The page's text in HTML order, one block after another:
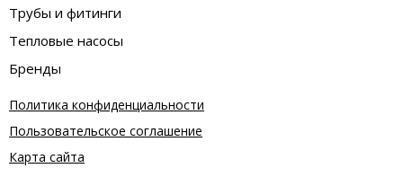
Трубы и фитинги
Тепловые насосы
Бренды
Политика конфиденциальности
Пользовательское соглашение
Карта сайта